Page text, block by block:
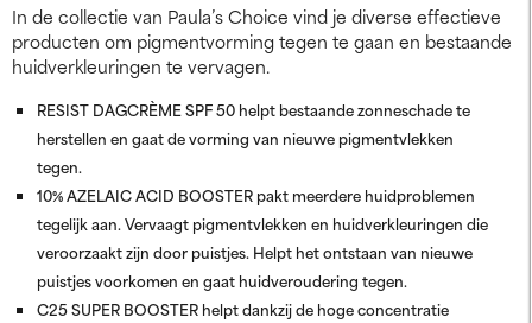
In de collectie van Paula’s Choice vind je diverse effectieve
producten om pigmentvorming tegen te gaan en bestaande
huidverkleuringen te vervagen.
RESIST DAGCRÈME SPF 50 helpt bestaande zonneschade te
herstellen en gaat de vorming van nieuwe pigmentvlekken
tegen.
10% AZELAIC ACID BOOSTER pakt meerdere huidproblemen
tegelijk aan. Vervaagt pigmentvlekken en huidverkleuringen die
veroorzaakt zijn door puistjes. Helpt het ontstaan van nieuwe
puistjes voorkomen en gaat huidveroudering tegen.
C25 SUPER BOOSTER helpt dankzij de hoge concentratie